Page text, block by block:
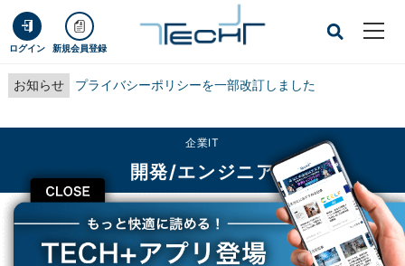
ログイン 新規会員登録
お知らせ プライバシーポリシーを一部改訂しました
CLOSE
企業IT
開発/エンジニア
TECH+ 企業IT
開発/エンジニア
世界中で人気のゲーム「GTA V」のMODにマルウェアを発見